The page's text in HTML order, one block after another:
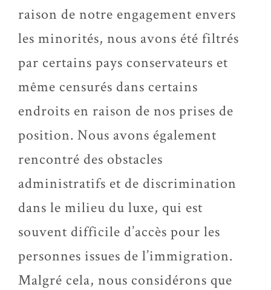
raison de notre engagement envers
les minorités, nous avons été filtrés
par certains pays conservateurs et
même censurés dans certains
endroits en raison de nos prises de
position. Nous avons également
rencontré des obstacles
administratifs et de discrimination
dans le milieu du luxe, qui est
souvent difficile d’accès pour les
personnes issues de l’immigration.
Malgré cela, nous considérons que